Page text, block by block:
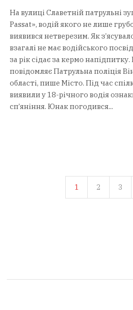
На вулиці Славетній патрульні
Passat», водій якого не лише
виявився нетверезим. Як
взагалі не має водійського
за рік сідає за кермо
повідомляє Патрульна поліція
області, пише Місто. Під час
виявили у 18-річного водія
сп’яніння. Юнак погодився...
1 2 3